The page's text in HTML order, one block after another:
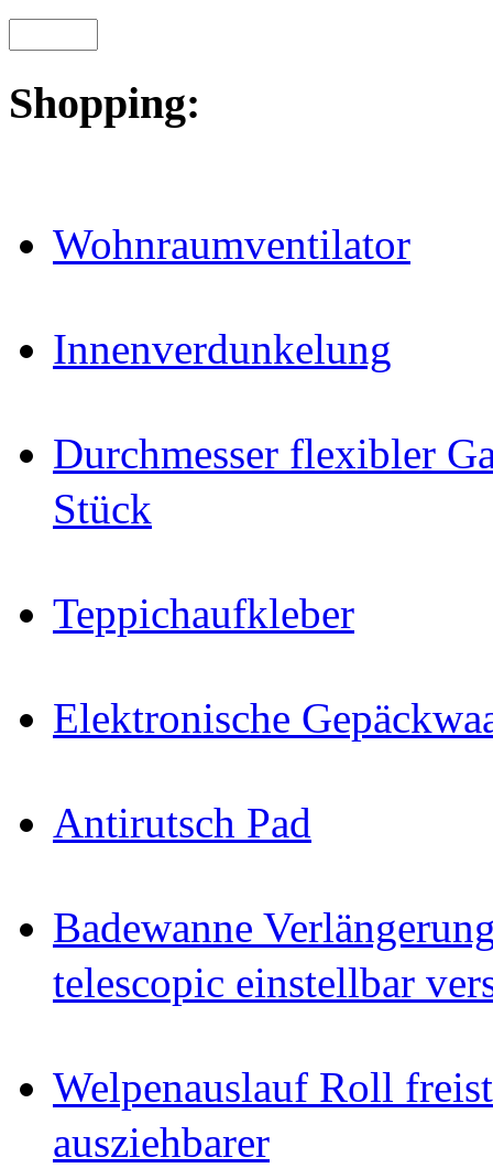
Shopping:
Wohnraumventilator
Innenverdunkelung
Durchmesser flexibler
Stück
Teppichaufkleber
Elektronische
Antirutsch Pad
Badewanne
telescopic einstellbar
Welpenauslauf Roll
ausziehbarer